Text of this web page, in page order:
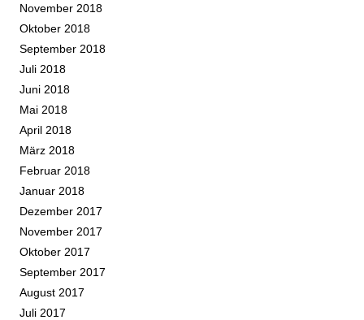
November 2018
Oktober 2018
September 2018
Juli 2018
Juni 2018
Mai 2018
April 2018
März 2018
Februar 2018
Januar 2018
Dezember 2017
November 2017
Oktober 2017
September 2017
August 2017
Juli 2017